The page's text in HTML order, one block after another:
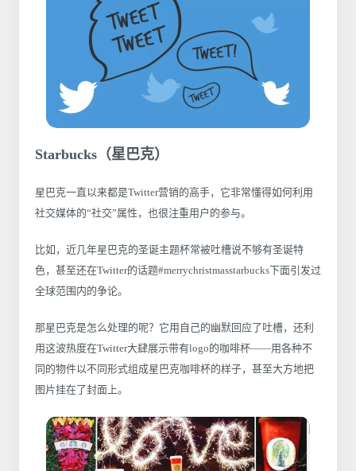
Starbucks（星巴克）
星巴克一直以来都是Twitter营销的高手，它非常懂得如何利用
社交媒体的“社交”属性，也很注重用户的参与。
比如，近几年星巴克的圣诞主题杯常被吐槽说不够有圣诞特
色，甚至还在Twitter的话题#merrychristmasstarbucks下面引发过
全球范围内的争论。
那星巴克是怎么处理的呢？它用自己的幽默回应了吐槽，还利
用这波热度在Twitter大肆展示带有logo的咖啡杯——用各种不
同的物件以不同形式组成星巴克咖啡杯的样子，甚至大方地把
图片挂在了封面上。